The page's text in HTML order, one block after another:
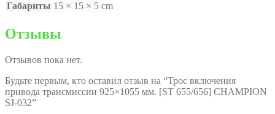
Габариты 15 × 15 × 5 cm
Отзывы
Отзывов пока нет.
Будьте первым, кто оставил отзыв на “Трос включения
привода трансмиссии 925×1055 мм. [ST 655/656] CHAMPION
SJ-032”